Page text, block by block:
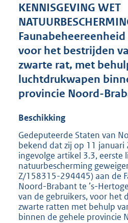
KENNISGEVING WET
voor het bestrijden
zwarte rat, met
luchtdrukwapen
provincie Noord-
Beschikking
Gedeputeerde Staten van
bekend dat zij op 11
ingevolge artikel 3.3, eerste
natuurbescherming
Z/158315-294445) aan de
Noord-Brabant te ’s-
van de gebruikers, voor het
zwarte ratten met behulp
binnen de gehele provincie